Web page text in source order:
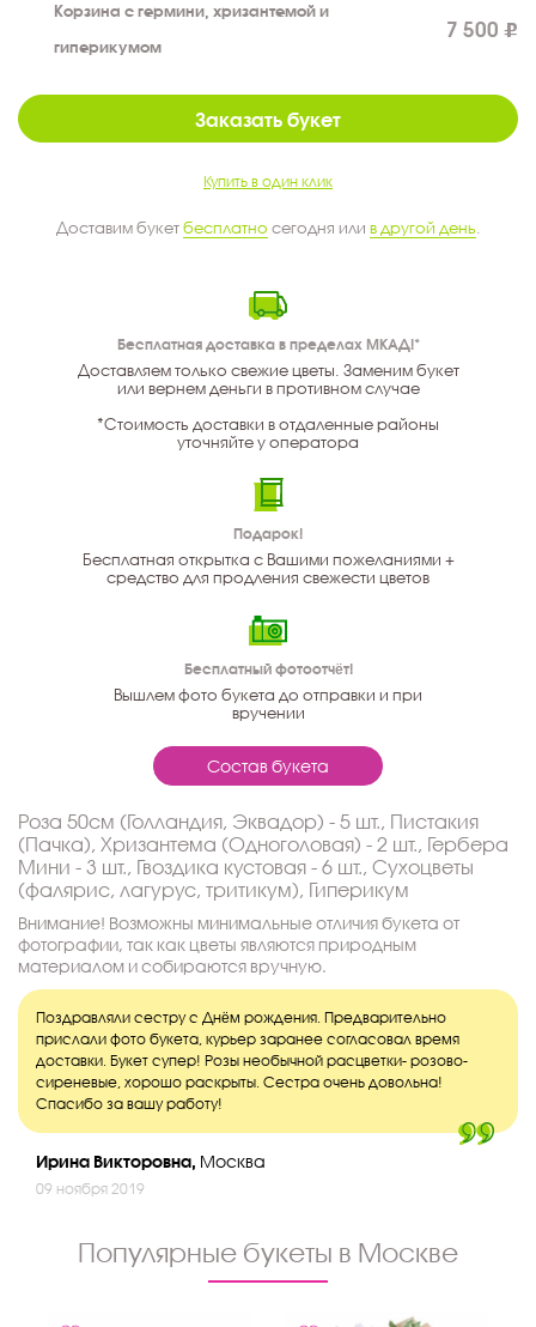
Корзина с гермини, хризантемой и
гиперикумом
7 500
Заказать букет
Купить в один клик
Доставим букетбесплатно сегодня или в другой день
Бесплатная доставка в пределах МКАД!*
Доставляем только свежие цветы. Заменим букет
или вернем деньги в противном случае
*Стоимость доставки в отдаленные районы
уточняйте у оператора
Подарок!
Бесплатная открытка с Вашими пожеланиями +
средство для продления свежести цветов
Бесплатный фотоотчёт!
Вышлем фото букета до отправки и при
вручении
Состав букета
Роза 50см (Голландия, Эквадор) - 5 шт., Пистакия
(Пачка), Хризантема (Одноголовая) - 2 шт., Гербера
Мини - 3 шт., Гвоздика кустовая - 6 шт., Сухоцветы
(фалярис, лагурус, тритикум), Гиперикум
Внимание! Возможны минимальные отличия букета от
фотографии, так как цветы являются природным
материалом и собираются вручную.
Поздравляли сестру с Днём рождения. Предварительно
прислали фото букета, курьер заранее согласовал время
доставки. Букет супер! Розы необычной расцветки- розово-
сиреневые, хорошо раскрыты. Сестра очень довольна!
Спасибо за вашу работу!
Ирина Викторовна, Москва
09 ноября 2019
Популярные букеты в Москве